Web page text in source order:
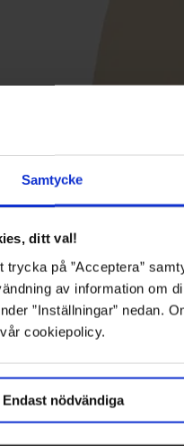
Samtycke
ditt val!
trycka på ”Acceptera”
av information om
”Inställningar” nedan.
cookiepolicy.
Endast nödvändiga